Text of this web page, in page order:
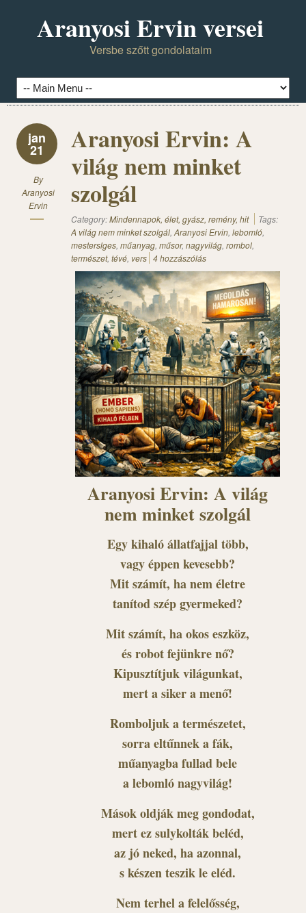
Aranyosi Ervin versei
Versbe szőtt gondolataim
jan
21
By
Aranyosi
Ervin
Aranyosi Ervin: A
világ nem minket
szolgál
Category:Mindennapok, élet, gyász, remény, hit
Tags:
A világ nem minket szolgál, Aranyosi Ervin, lebomló,
mesterslges, műanyag, műsor, nagyvilág, rombol,
természet, tévé, vers 4 hozzászólás
Aranyosi Ervin: A világ
nem minket szolgál
Egy kihaló állatfajjal több,
vagy éppen kevesebb?
Mit számít, ha nem életre
tanítod szép gyermeked?
Mit számít, ha okos eszköz,
és robot fejünkre nő?
Kipusztítjuk világunkat,
mert a siker a menő!
Romboljuk a természetet,
sorra eltűnnek a fák,
műanyagba fullad bele
a lebomló nagyvilág!
Mások oldják meg gondodat,
mert ez sulykolták beléd,
az jó neked, ha azonnal,
s készen teszik le eléd.
Nem terhel a felelősség,